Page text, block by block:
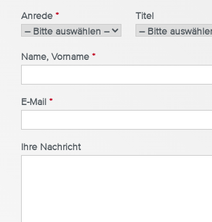
Anrede * Titel
Name, Vorname *
E-Mail *
Ihre Nachricht